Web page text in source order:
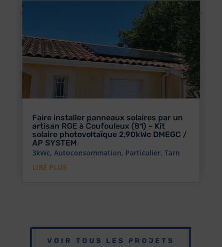
Faire installer panneaux solaires par un
artisan RGE à Coufouleux (81) – Kit
solaire photovoltaïque 2,90kWc DMEGC /
AP SYSTEM
3kWc, Autoconsommation, Particulier, Tarn
LIRE PLUS
VOIR TOUS LES PROJETS